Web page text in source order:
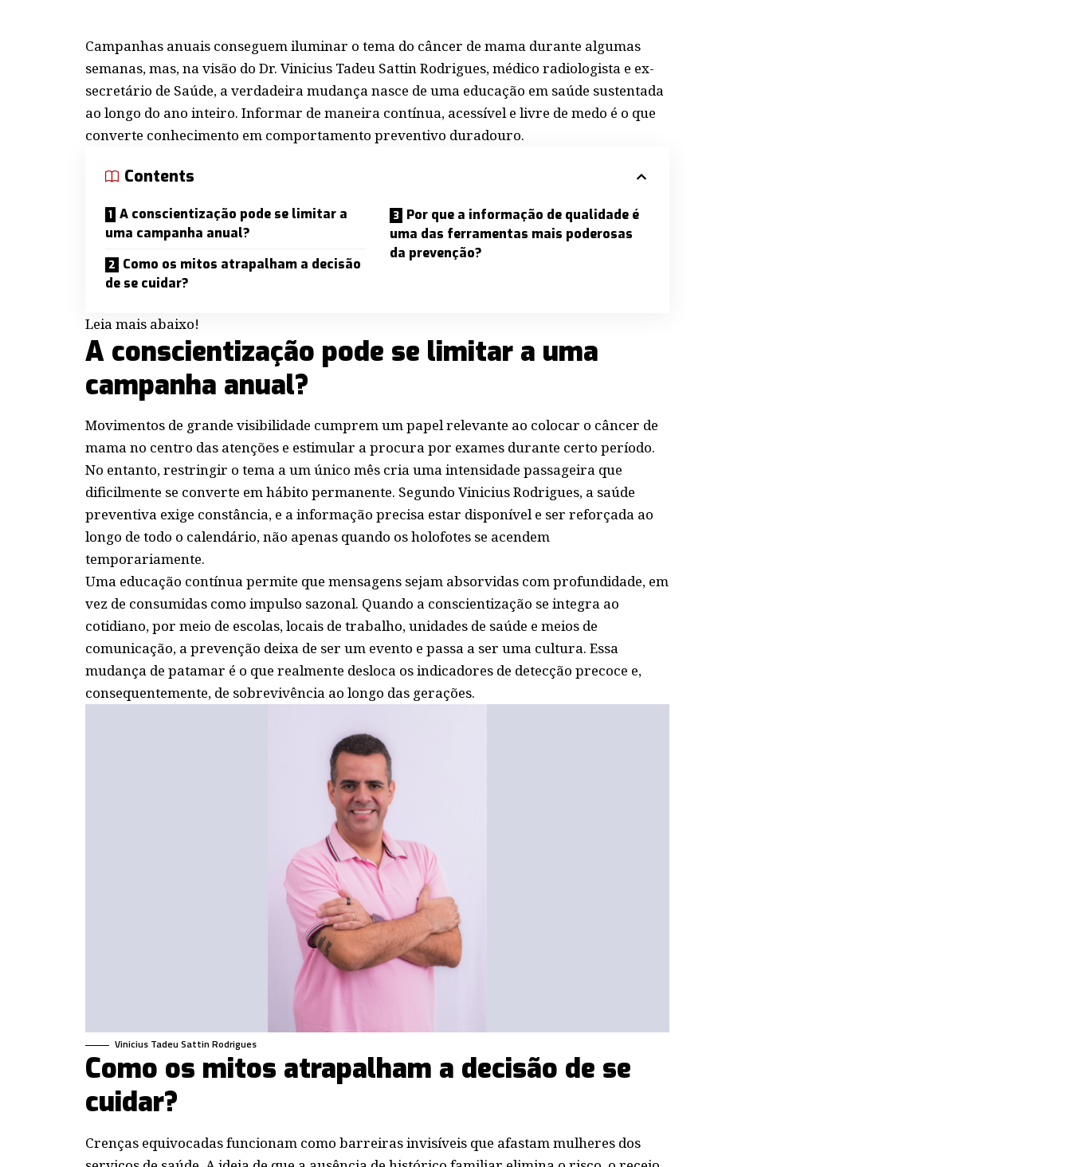
Campanhas anuais conseguem iluminar o tema do câncer de mama durante algumas
semanas, mas, na visão do Dr. Vinicius Tadeu Sattin Rodrigues, médico radiologista e ex-
secretário de Saúde, a verdadeira mudança nasce de uma educação em saúde sustentada
ao longo do ano inteiro. Informar de maneira contínua, acessível e livre de medo é o que
converte conhecimento em comportamento preventivo duradouro.
Contents
A conscientização pode se limitar a
uma campanha anual?
Como os mitos atrapalham a decisão
de se cuidar?
Por que a informação de qualidade é
uma das ferramentas mais poderosas
da prevenção?
Leia mais abaixo!
A conscientização pode se limitar a uma
campanha anual?
Movimentos de grande visibilidade cumprem um papel relevante ao colocar o câncer de
mama no centro das atenções e estimular a procura por exames durante certo período.
No entanto, restringir o tema a um único mês cria uma intensidade passageira que
dificilmente se converte em hábito permanente. Segundo Vinicius Rodrigues, a saúde
preventiva exige constância, e a informação precisa estar disponível e ser reforçada ao
longo de todo o calendário, não apenas quando os holofotes se acendem
temporariamente.
Uma educação contínua permite que mensagens sejam absorvidas com profundidade, em
vez de consumidas como impulso sazonal. Quando a conscientização se integra ao
cotidiano, por meio de escolas, locais de trabalho, unidades de saúde e meios de
comunicação, a prevenção deixa de ser um evento e passa a ser uma cultura. Essa
mudança de patamar é o que realmente desloca os indicadores de detecção precoce e,
consequentemente, de sobrevivência ao longo das gerações.
Vinicius Tadeu Sattin Rodrigues
Como os mitos atrapalham a decisão de se
cuidar?
Crenças equivocadas funcionam como barreiras invisíveis que afastam mulheres dos